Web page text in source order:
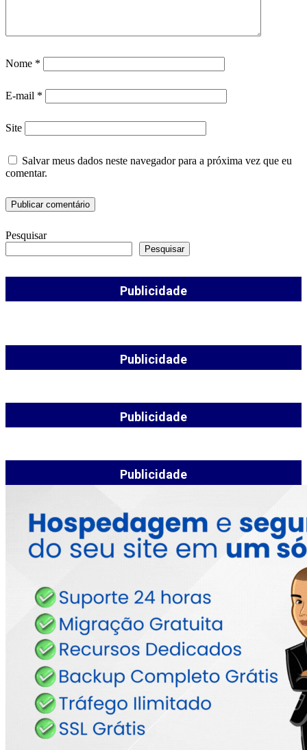
Nome *
E-mail *
Site
Salvar meus dados neste navegador para a próxima vez que eu
comentar.
Pesquisar
Pesquisar
Publicidade
Publicidade
Publicidade
Publicidade